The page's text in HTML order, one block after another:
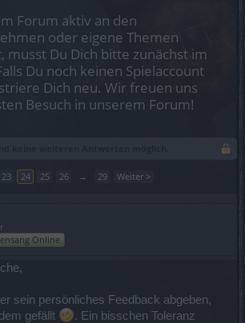
Forum aktiv an den
oder eigene Themen
musst Du Dich bitte zunächst im
Du noch keinen Spielaccount
Dich neu. Wir freuen uns
Besuch in unserem Forum!
23 24 25 26 → 29 Weiter >
Online
sein persönliches Feedback abgeben,
gefällt
. Ein bisschen Toleranz